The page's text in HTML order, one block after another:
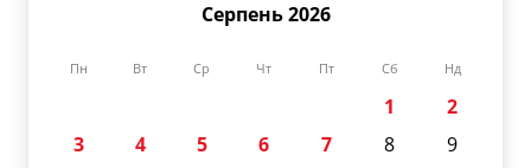
Серпень 2026
Пн Вт Ср Чт Пт Сб Нд
1
2
3
4 5 6 7 8
9